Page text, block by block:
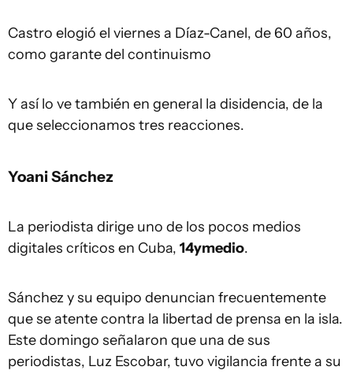
Castro elogió el viernes a Díaz-Canel, de 60 años,
como garante del continuismo
Y así lo ve también en general la disidencia, de la
que seleccionamos tres reacciones.
Yoani Sánchez
La periodista dirige uno de los pocos medios
digitales críticos en Cuba, 14ymedio.
Sánchez y su equipo denuncian frecuentemente
que se atente contra la libertad de prensa en la isla.
Este domingo señalaron que una de sus
periodistas, Luz Escobar, tuvo vigilancia frente a su